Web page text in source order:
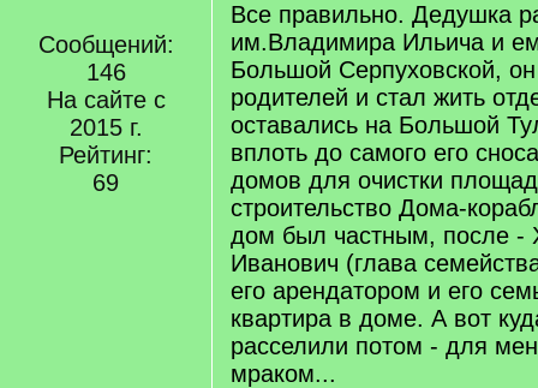
Сообщений:
146
На сайте с
2015 г.
Рейтинг:
69
Все правильно. Дедушка
им.Владимира Ильича и
Большой Серпуховской,
родителей и стал жить
оставались на Большой
вплоть до самого его
домов для очистки
строительство Дома-
дом был частным, после -
Иванович (глава
его арендатором и его
квартира в доме. А вот
расселили потом - для
мраком...